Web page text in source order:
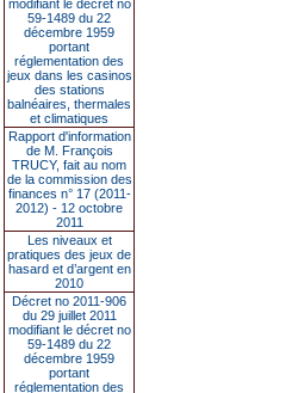
modifiant le décret no
59-1489 du 22
décembre 1959
portant
réglementation des
jeux dans les casinos
des stations
balnéaires, thermales
et climatiques
Rapport d'information
de M. François
TRUCY, fait au nom
de la commission des
finances n° 17 (2011-
2012) - 12 octobre
2011
Les niveaux et
pratiques des jeux de
hasard et d’argent en
2010
Décret no 2011-906
du 29 juillet 2011
modifiant le décret no
59-1489 du 22
décembre 1959
portant
réglementation des